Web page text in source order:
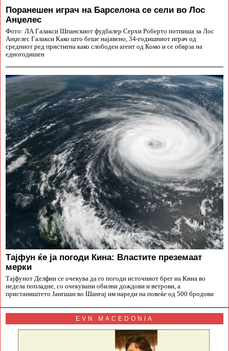
Поранешен играч на Барселона се сели во Лос
Анџелес
Фото: ЛА Галакси Шпанскиот фудбалер Серхи Роберто потпиша за Лос
Анџелес Галакси Како што беше најавено, 34-годишниот играч од
средниот ред пристигна како слободен агент од Комо и се обврза на
едногодишен
Тајфун ќе ја погоди Кина: Властите преземаат
мерки
Тајфунот Делфин се очекува да го погоди источниот брег на Кина во
недела попладне, со очекувани обилни дождови и ветрови, а
пристаништето Јангшан во Шангај им нареди на повеќе од 500 бродови
EVN MACEDONIA